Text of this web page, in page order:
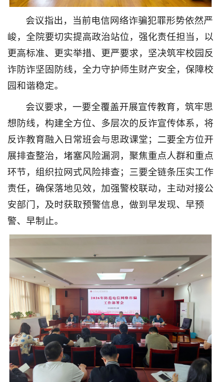
会议指出，当前电信网络诈骗犯罪形势依然严
峻，全院要切实提高政治站位，强化责任担当，以
更高标准、更实举措、更严要求，坚决筑牢校园反
诈防诈坚固防线，全力守护师生财产安全，保障校
园和谐稳定。
会议要求，一要全覆盖开展宣传教育，筑牢思
想防线，构建全方位、多层次的反诈宣传体系，将
反诈教育融入日常班会与思政课堂；二要全方位开
展排查整治，堵塞风险漏洞，聚焦重点人群和重点
环节，组织拉网式风险排查；三要全链条压实工作
责任，确保落地见效，加强警校联动，主动对接公
安部门，及时获取预警信息，做到早发现、早预
警、早制止。